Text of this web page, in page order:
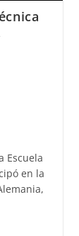
Escuela
en la